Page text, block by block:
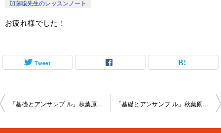
加藤聡先生のレッスンノート
お疲れ様でした！
Tweet
投
「基礎とアンサンブ ル」秋葉原教室202 2-02-22-no0008-1023 「基礎とアンサンブ ル」秋葉原教室202 2-02-24-no0008-1025